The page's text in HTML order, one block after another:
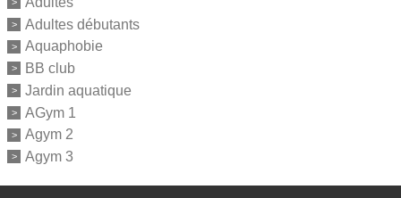
Adultes débutants
Aquaphobie
BB club
Jardin aquatique
AGym 1
Agym 2
Agym 3